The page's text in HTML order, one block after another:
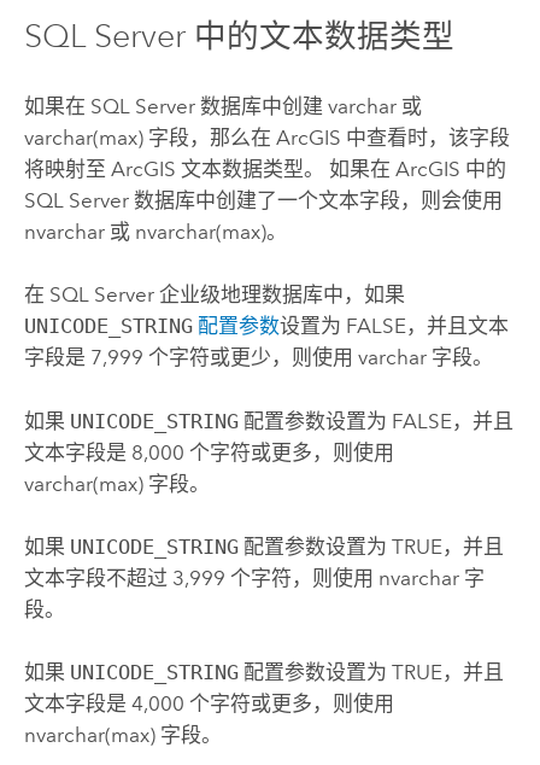
SQL Server中的文本数据类型
如果在 SQL Server数据库中创建 varchar 或
varchar(max) 字段，那么在 ArcGIS 中查看时，该字段
将映射至 ArcGIS 文本数据类型。 如果在 ArcGIS 中的
SQL Server数据库中创建了一个文本字段，则会使用
nvarchar 或 nvarchar(max)。
在 SQL Server企业级地理数据库中，如果
UNICODE_STRING 配置参数设置为 FALSE，并且文本
字段是 7,999 个字符或更少，则使用 varchar 字段。
如果 UNICODE_STRING配置参数设置为 FALSE，并且
文本字段是 8,000 个字符或更多，则使用
varchar(max) 字段。
如果 UNICODE_STRING配置参数设置为 TRUE，并且
文本字段不超过 3,999 个字符，则使用 nvarchar 字
段。
如果 UNICODE_STRING配置参数设置为 TRUE，并且
文本字段是 4,000 个字符或更多，则使用
nvarchar(max) 字段。